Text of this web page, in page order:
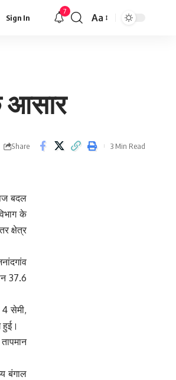
Sign In
7
Font
Aa
आसार
Share 3 Min Read
बदल
के
क्षेत्र
37.6
4 सेमी,
हुई।
बंगाल